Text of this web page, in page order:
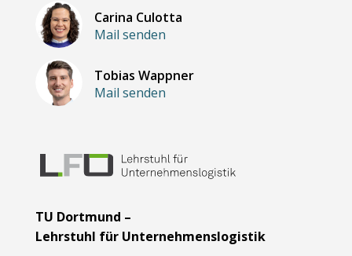
Carina Culotta
Mail senden
Tobias Wappner
Mail senden
TU Dortmund –
Lehrstuhl für Unternehmenslogistik